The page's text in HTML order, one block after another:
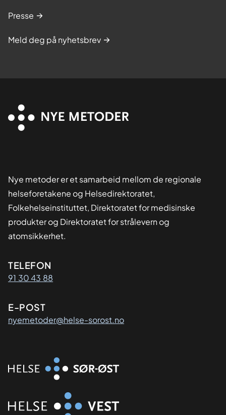
Presse
Meld deg på nyhetsbrev
Nye metoder er et samarbeid mellom de regionale
helseforetakene og Helsedirektoratet,
Folkehelseinstituttet, Direktoratet for medisinske
produkter og Direktoratet for strålevern og
atomsikkerhet.
Kontaktinformasjon
TELEFON
91 30 43 88
E-POST
nyemetoder@helse-sorost.no
Organisasjon